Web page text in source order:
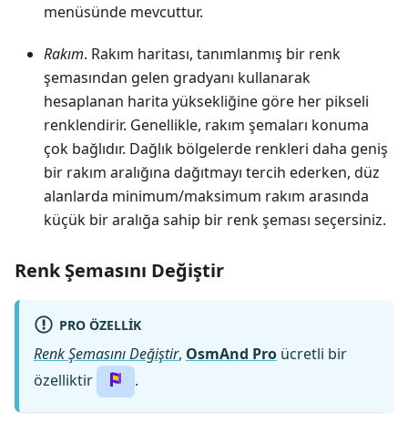
menüsünde mevcuttur.
Rakım. Rakım haritası, tanımlanmış bir renk
şemasından gelen gradyanı kullanarak
hesaplanan harita yüksekliğine göre her pikseli
renklendirir. Genellikle, rakım şemaları konuma
çok bağlıdır. Dağlık bölgelerde renkleri daha geniş
bir rakım aralığına dağıtmayı tercih ederken, düz
alanlarda minimum/maksimum rakım arasında
küçük bir aralığa sahip bir renk şeması seçersiniz.
Renk Şemasını Değiştir
PRO ÖZELLIK
Renk Şemasını Değiştir, OsmAnd Pro ücretli bir
özelliktir
.